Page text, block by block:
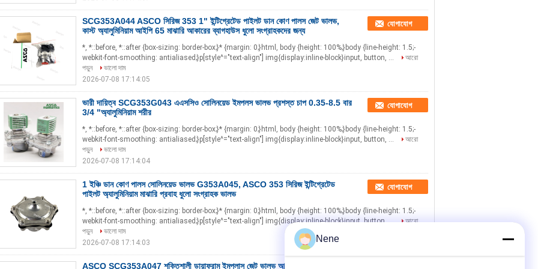
SCG353A044 ASCO সিরিজ 353 1" ইন্টিগ্রেটেড পাইলট ডান কোণ পালস জেট ভালভ,
কাস্ট অ্যালুমিনিয়াম আইপি 65 মাঝারি আকারের ব্যাগহাউস ধুলো সংগ্রাহকদের জন্য
যোগাযোগ
*, *::before, *::after {box-sizing: border-box;}* {margin: 0;}html, body {height: 100%;}body {line-height: 1.5;-
webkit-font-smoothing: antialiased;}p[style^="text-align"] img{display:inline-block}input, button, ...
আরো
পড়ুন
ভালো দাম
2026-07-08 17:14:05
ভারী দায়িত্ব SCG353G043 এএসসিও সোলিনয়েড ইমপলস ভালভ প্রশস্ত চাপ 0.35-8.5 বার
3/4 "অ্যালুমিনিয়াম শরীর
যোগাযোগ
*, *::before, *::after {box-sizing: border-box;}* {margin: 0;}html, body {height: 100%;}body {line-height: 1.5;-
webkit-font-smoothing: antialiased;}p[style^="text-align"] img{display:inline-block}input, button, ...
আরো
পড়ুন
ভালো দাম
2026-07-08 17:14:04
1 ইঞ্চি ডান কোণ পালস সোলিনয়েড ভালভ G353A045, ASCO 353 সিরিজ ইন্টিগ্রেটেড
পাইলট অ্যালুমিনিয়াম মাঝারি প্রবাহ ধুলো সংগ্রাহক ভালভ
যোগাযোগ
*, *::before, *::after {box-sizing: border-box;}* {margin: 0;}html, body {height: 100%;}body {line-height: 1.5;-
webkit-font-smoothing: antialiased;}p[style^="text-align"] img{display:inline-block}input, button, ...
আরো
পড়ুন
ভালো দাম
2026-07-08 17:14:03
ASCO SCG353A047 শক্তিশালী ডায়াফ্রাম ইমপ্লাস জেট ভালভ আইপি 65 রেট 0.35-
Nene